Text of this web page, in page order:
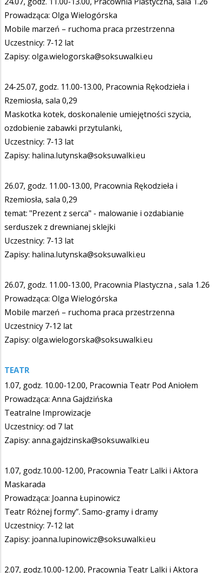
Prowadząca: Olga Wielogórska
Mobile marzeń – ruchoma praca przestrzenna
Uczestnicy: 7-12 lat
Zapisy: olga.wielogorska@soksuwalki.eu
24-25.07, godz. 11.00-13.00, Pracownia Rękodzieła i
Rzemiosła, sala 0,29
Maskotka kotek, doskonalenie umiejętności szycia,
ozdobienie zabawki przytulanki,
Uczestnicy: 7-13 lat
Zapisy: halina.lutynska@soksuwalki.eu
26.07, godz. 11.00-13.00, Pracownia Rękodzieła i
Rzemiosła, sala 0,29
temat: "Prezent z serca" - malowanie i ozdabianie
serduszek z drewnianej sklejki
Uczestnicy: 7-13 lat
Zapisy: halina.lutynska@soksuwalki.eu
26.07, godz. 11.00-13.00, Pracownia Plastyczna , sala 1.26
Prowadząca: Olga Wielogórska
Mobile marzeń – ruchoma praca przestrzenna
Uczestnicy 7-12 lat
Zapisy: olga.wielogorska@soksuwalki.eu
TEATR
1.07, godz. 10.00-12.00, Pracownia Teatr Pod Aniołem
Prowadząca: Anna Gajdzińska
Teatralne Improwizacje
Uczestnicy: od 7 lat
Zapisy: anna.gajdzinska@soksuwalki.eu
1.07, godz.10.00-12.00, Pracownia Teatr Lalki i Aktora
Maskarada
Prowadząca: Joanna Łupinowicz
Teatr Różnej formy”. Samo-gramy i dramy
Uczestnicy: 7-12 lat
Zapisy: joanna.lupinowicz@soksuwalki.eu
2.07, godz.10.00-12.00, Pracownia Teatr Lalki i Aktora